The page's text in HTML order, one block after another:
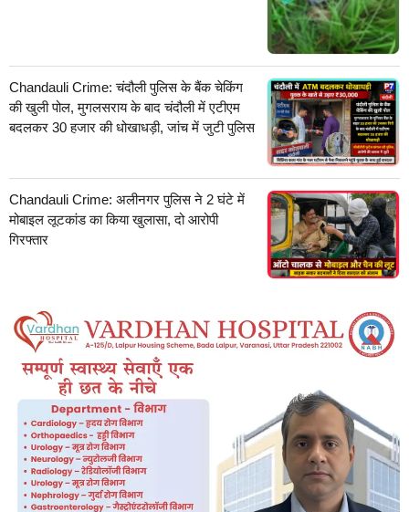
Chandauli Crime: चंदौली पुलिस के बैंक चेकिंग
की खुली पोल, मुगलसराय के बाद चंदौली में एटीएम
बदलकर 30 हजार की धोखाधड़ी, जांच में जुटी पुलिस
Chandauli Crime: अलीनगर पुलिस ने 2 घंटे में
मोबाइल लूटकांड का किया खुलासा, दो आरोपी
गिरफ्तार